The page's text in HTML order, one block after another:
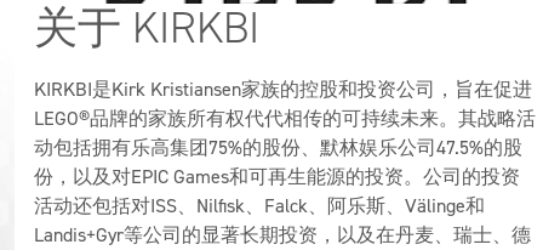
关于 KIRKBI
KIRKBI是Kirk Kristiansen家族的控股和投资公司，旨在促进
LEGO®品牌的家族所有权代代相传的可持续未来。其战略活
动包括拥有乐高集团75%的股份、默林娱乐公司47.5%的股
份，以及对EPIC Games和可再生能源的投资。公司的投资
活动还包括对ISS、Nilfisk、Falck、阿乐斯、Välinge和
Landis+Gyr等公司的显著长期投资，以及在丹麦、瑞士、德